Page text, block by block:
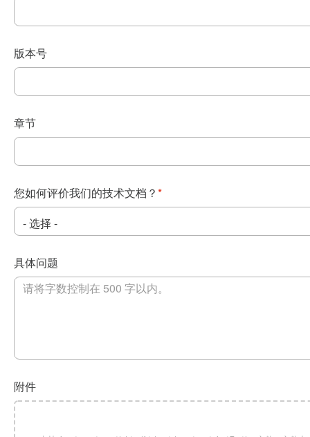
版本号
章节
您如何评价我们的技术文档？ *
具体问题
附件